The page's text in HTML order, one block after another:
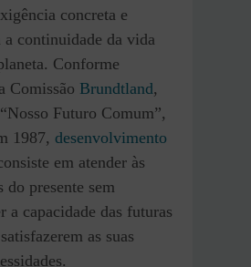
concreta e
a continuidade da vida
Conforme
Comissão Brundtland,
Futuro Comum”,
1987, desenvolvimento
em atender às
do presente sem
a capacidade das futuras
as suas